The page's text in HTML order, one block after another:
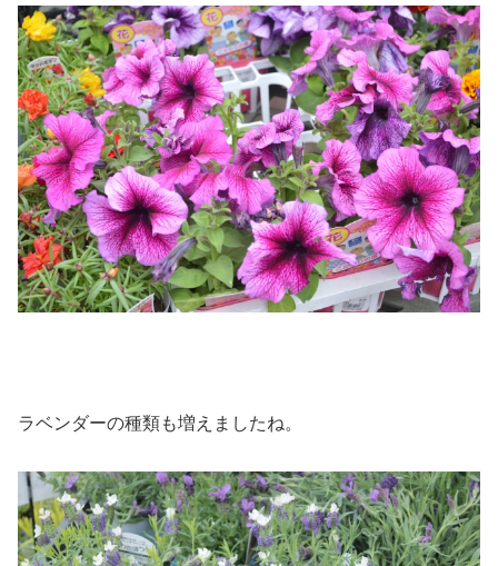
ラベンダーの種類も増えましたね。